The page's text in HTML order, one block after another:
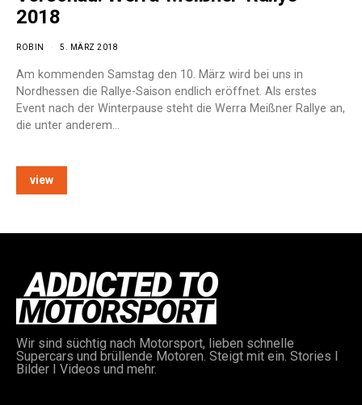
2018
ROBIN 5. MÄRZ 2018
Am kommenden Samstag den 10. März wird bei uns in
Nordhessen die Rallye-Saison endlich eröffnet. Als erstes
Event nach der Winterpause steht die Werra Meißner Rallye an,
die unter anderem…
view
Wir sind süchtig nach Motorsport, lieben schnelle
Supercars und brüllende Motoren. Steigt mit ein. Stories I
Bilder I Videos und mehr.